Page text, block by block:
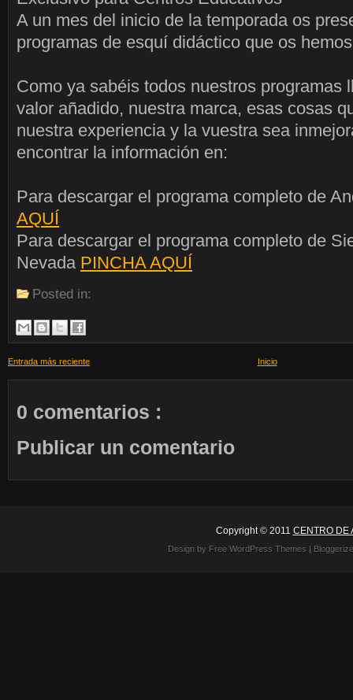
A un mes del inicio de la temporada os
programas de esquí didáctico que os
Como ya sabéis todos nuestros programas
valor añadido, nuestra marca, esas cosas
nuestra experiencia y la vuestra sea
encontrar la información en:
Para descargar el programa completo de
AQUÍ
Para descargar el programa completo de
Nevada PINCHA AQUÍ
Posted in:
Entrada más reciente Inicio
0 comentarios :
Publicar un comentario
Copyright © 2011 CENTRO DE
Design by Free WordPress Themes |